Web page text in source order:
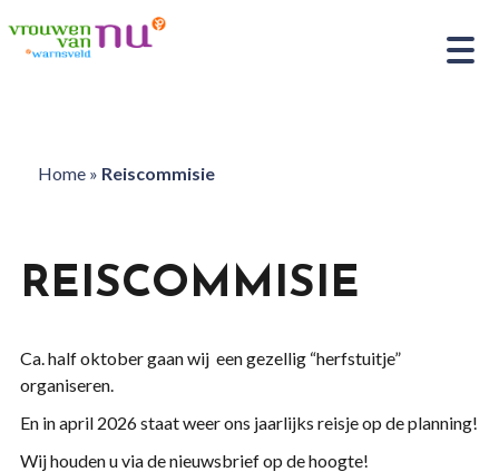
Home» Reiscommisie
REISCOMMISIE
Ca. half oktober gaan wij een gezellig “herfstuitje”
organiseren.
En in april 2026 staat weer ons jaarlijks reisje op de planning!
Wij houden u via de nieuwsbrief op de hoogte!